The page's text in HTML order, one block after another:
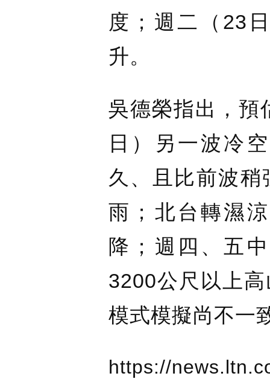
度；週二（23
升。
吳德榮指出，預
日）另一波冷
久、且比前波
雨；北台轉濕
降；週四、五
3200公尺以上
模式模擬尚不一
https://